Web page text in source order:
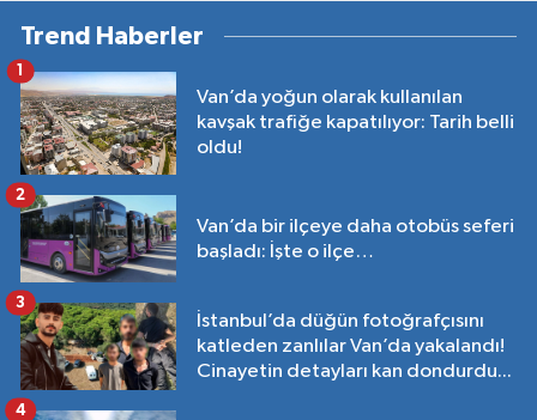
Trend Haberler
Van’da yoğun olarak kullanılan
kavşak trafiğe kapatılıyor: Tarih belli
oldu!
1
Van’da bir ilçeye daha otobüs seferi
başladı: İşte o ilçe…
2
İstanbul’da düğün fotoğrafçısını
katleden zanlılar Van’da yakalandı!
Cinayetin detayları kan dondurdu...
3
4